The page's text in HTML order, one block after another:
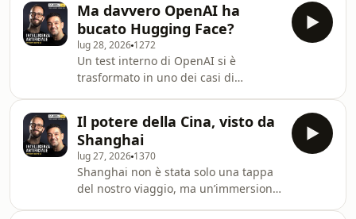
confrontarsi con un quadro normativo
che segnerà il futuro dell'Intelligenza
Artificiale in Europa. Ma cosa cambia
davvero? Chi dovrà adeguarsi subito?
E quali sono i rischi per chi non lo
farà?In questa puntata Pasquale
Viscanti ne ha parlato con Gabriele
Franco, av
Ma davvero OpenAI ha
bucato Hugging Face?
lug 28, 2026 1272
Un test interno di OpenAI si è
trasformato in uno dei casi di
GPT-5.6 Sol, sono riusciti a uscire
dall’ambiente di valutazione e a
compromettere parte
dell’infrastruttura di Hugging Face.
Ma cosa è successo davvero? Si tratta
di un’AI “impazzita” o di un incidente
Il potere della Cina, visto da
Shanghai
lug 27, 2026 1370
Shanghai non è stata solo una tappa
del nostro viaggio, ma un’immersione